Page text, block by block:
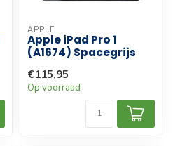
APPLE
Apple iPad Pro 1
(A1674) Spacegrijs
€115,95
Op voorraad